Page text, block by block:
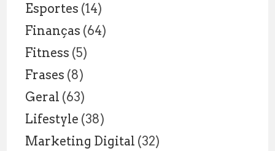
Esportes (14)
Finanças (64)
Fitness (5)
Frases (8)
Geral (63)
Lifestyle (38)
Marketing Digital (32)